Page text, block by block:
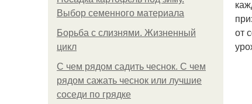
Выбор семенного материала
Борьба с слизнями. Жизненный
цикл
С чем рядом садить чеснок. С чем
рядом сажать чеснок или лучшие
соседи по грядке
от